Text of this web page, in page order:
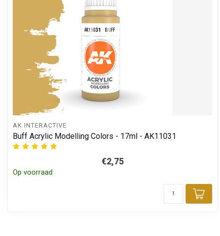
AK INTERACTIVE
Buff Acrylic Modelling Colors - 17ml - AK11031
€2,75
Op voorraad